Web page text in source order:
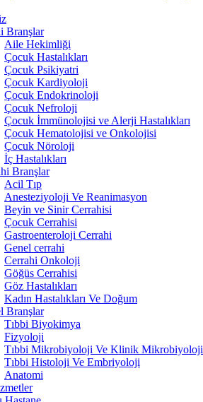
Branşlar
Aile Hekimliği
Çocuk Hastalıkları
Çocuk Psikiyatri
Çocuk Kardiyoloji
Çocuk Endokrinoloji
Çocuk Nefroloji
Çocuk İmmünolojisi ve Alerji Hastalıkları
Çocuk Hematolojisi ve Onkolojisi
Çocuk Nöroloji
İç Hastalıkları
Branşlar
Acil Tıp
Anesteziyoloji Ve Reanimasyon
Beyin ve Sinir Cerrahisi
Çocuk Cerrahisi
Gastroenteroloji Cerrahi
Genel cerrahi
Cerrahi Onkoloji
Göğüs Cerrahisi
Göz Hastalıkları
Kadın Hastalıkları Ve Doğum
Branşlar
Tıbbi Biyokimya
Fizyoloji
Tıbbi Mikrobiyoloji Ve Klinik Mikrobiyoloji
Tıbbi Histoloji Ve Embriyoloji
Anatomi